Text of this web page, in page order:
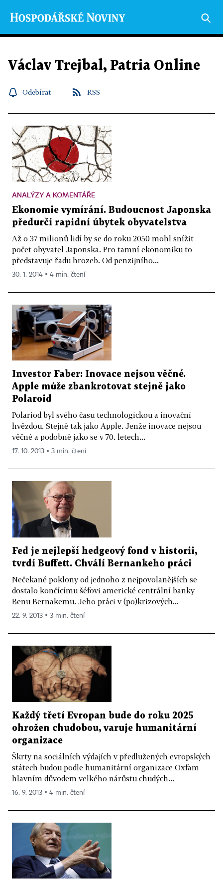
Václav Trejbal, Patria Online
Odebírat RSS
ANALÝZY A KOMENTÁŘE
Ekonomie vymírání. Budoucnost Japonska
předurčí rapidní úbytek obyvatelstva
Až o 37 milionů lidí by se do roku 2050 mohl snížit
počet obyvatel Japonska. Pro tamní ekonomiku to
představuje řadu hrozeb. Od penzijního...
30. 1. 2014 ▪ 4 min. čtení
Investor Faber: Inovace nejsou věčné.
Apple může zbankrotovat stejně jako
Polaroid
Polariod byl svého času technologickou a inovační
hvězdou. Stejně tak jako Apple. Jenže inovace nejsou
věčné a podobně jako se v 70. letech...
17. 10. 2013 ▪ 3 min. čtení
Fed je nejlepší hedgeový fond v historii,
tvrdí Buffett. Chválí Bernankeho práci
Nečekané poklony od jednoho z nejpovolanějších se
dostalo končícímu šéfovi americké centrální banky
Benu Bernakemu. Jeho práci v (po)krizových...
22. 9. 2013 ▪ 3 min. čtení
Každý třetí Evropan bude do roku 2025
ohrožen chudobou, varuje humanitární
organizace
Škrty na sociálních výdajích v předlužených evropských
státech budou podle humanitární organizace Oxfam
hlavním důvodem velkého nárůstu chudých...
16. 9. 2013 ▪ 4 min. čtení